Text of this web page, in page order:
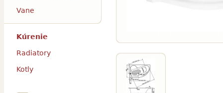
Vane
Kúrenie
Radiatory
Kotly